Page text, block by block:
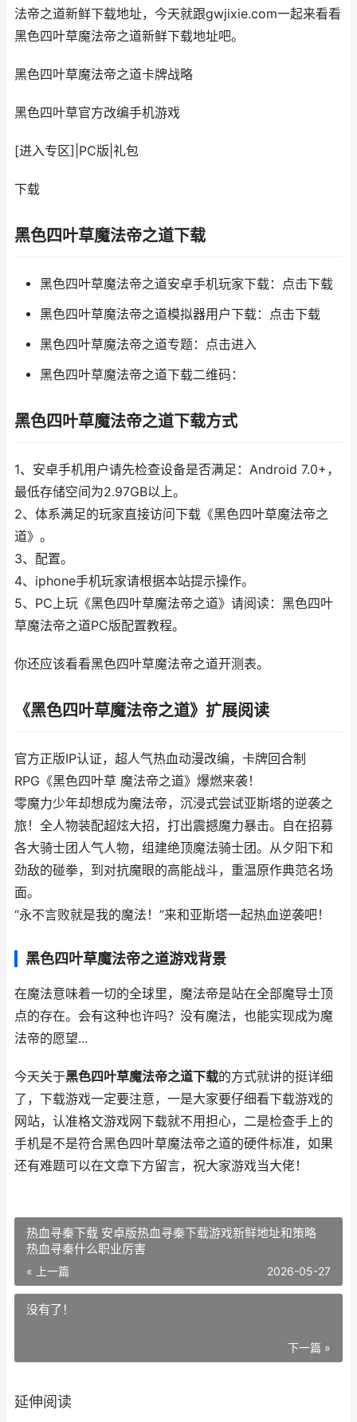
法帝之道新鲜下载地址，今天就跟gwjixie.com一起来看看
黑色四叶草魔法帝之道新鲜下载地址吧。
黑色四叶草魔法帝之道卡牌战略
黑色四叶草官方改编手机游戏
[进入专区] PC版 礼包
下载
黑色四叶草魔法帝之道下载
黑色四叶草魔法帝之道安卓手机玩家下载：点击下载
黑色四叶草魔法帝之道模拟器用户下载：点击下载
黑色四叶草魔法帝之道专题：点击进入
黑色四叶草魔法帝之道下载二维码：
黑色四叶草魔法帝之道下载方式
1、安卓手机用户请先检查设备是否满足：Android 7.0+，
最低存储空间为2.97GB以上。
2、体系满足的玩家直接访问下载《黑色四叶草魔法帝之
道》。
3、配置。
4、iphone手机玩家请根据本站提示操作。
5、PC上玩《黑色四叶草魔法帝之道》请阅读：黑色四叶
草魔法帝之道PC版配置教程。
你还应该看看黑色四叶草魔法帝之道开测表。
《黑色四叶草魔法帝之道》扩展阅读
官方正版IP认证，超人气热血动漫改编，卡牌回合制
RPG《黑色四叶草 魔法帝之道》爆燃来袭！
零魔力少年却想成为魔法帝，沉浸式尝试亚斯塔的逆袭之
旅！全人物装配超炫大招，打出震撼魔力暴击。自在招募
各大骑士团人气人物，组建绝顶魔法骑士团。从夕阳下和
劲敌的碰拳，到对抗魔眼的高能战斗，重温原作典范名场
面。
“永不言败就是我的魔法！”来和亚斯塔一起热血逆袭吧！
黑色四叶草魔法帝之道游戏背景
在魔法意味着一切的全球里，魔法帝是站在全部魔导士顶
点的存在。会有这种也许吗？没有魔法，也能实现成为魔
法帝的愿望...
今天关于黑色四叶草魔法帝之道下载的方式就讲的挺详细
了，下载游戏一定要注意，一是大家要仔细看下载游戏的
网站，认准格文游戏网下载就不用担心，二是检查手上的
手机是不是符合黑色四叶草魔法帝之道的硬件标准，如果
还有难题可以在文章下方留言，祝大家游戏当大佬！
热血寻秦下载 安卓版热血寻秦下载游戏新鲜地址和策略
热血寻秦什么职业厉害
« 上一篇 2026-05-27
没有了！
下一篇 »
延伸阅读